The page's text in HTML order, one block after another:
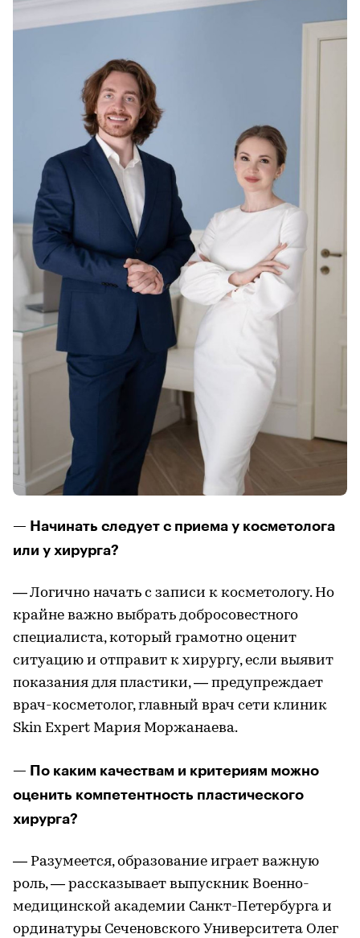
— Начинать следует с приема у косметолога
или у хирурга?
— Логично начать с записи к косметологу. Но
крайне важно выбрать добросовестного
специалиста, который грамотно оценит
ситуацию и отправит к хирургу, если выявит
показания для пластики, — предупреждает
врач-косметолог, главный врач сети клиник
Skin Expert Мария Моржанаева.
— По каким качествам и критериям можно
оценить компетентность пластического
хирурга?
— Разумеется, образование играет важную
роль, — рассказывает выпускник Военно-
медицинской академии Санкт-Петербурга и
ординатуры Сеченовского Университета Олег